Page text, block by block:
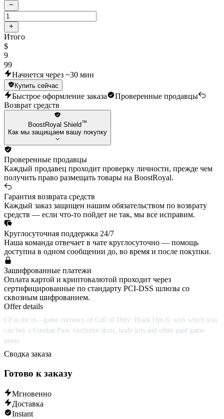
Итого
$
9
99
Начнется через ~30 мин
Купить сейчас
Быстрое оформление заказа
Проверенные продавцы
Возврат средств
BoostRoyal Shield™
Как мы защищаем вашу покупку
Проверенные продавцы
Каждый продавец проходит проверку личности, прежде чем
получить право размещать товары на BoostRoyal.
Гарантия возврата средств
Каждый заказ защищен нашим обязательством по возврату
средств — если что-то пойдет не так, мы все исправим.
Круглосуточная поддержка 24/7
Наша команда отвечает в чате круглосуточно — помощь
доступна в одном сообщении до, во время и после покупки.
Зашифрованные платежи
Оплата картой и криптовалютой проходит через
сертифицированные по стандарту PCI-DSS шлюзы со
сквозным шифрованием.
Offer details
CP is the in—game currency of Call of Duty: Black Ops 6, with which you
can buy a Combat Pass, exclusive skins, body kits and other paid game
items
Сводка заказа
Готово к заказу
Мгновенно
Доставка
Instant